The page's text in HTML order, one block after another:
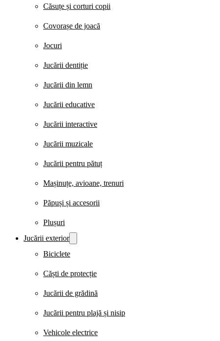
Căsuțe și corturi copii
Covorașe de joacă
Jocuri
Jucării dentiție
Jucării din lemn
Jucării educative
Jucării interactive
Jucării muzicale
Jucării pentru pătuț
Mașinuțe, avioane, trenuri
Păpuși și accesorii
Plușuri
Jucării exterior
Biciclete
Căști de protecție
Jucării de grădină
Jucării pentru plajă și nisip
Vehicole electrice